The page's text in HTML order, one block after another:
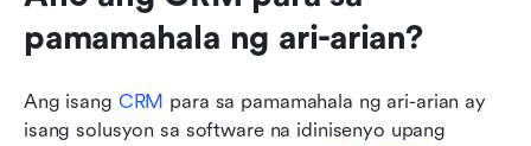
pamamahala ng ari-arian?
Ang isang CRM para sa pamamahala ng ari-arian ay
isang solusyon sa software na idinisenyo upang